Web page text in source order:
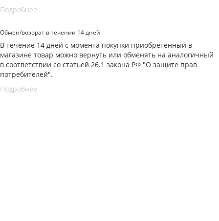
Подробнее
Обмен/возврат в течении 14 дней
В течение 14 дней с момента покупки приобретенный в
магазине товар можно вернуть или обменять на аналогичный
в соответствии со статьей 26.1 закона РФ "О защите прав
потребителей".
Подробнее